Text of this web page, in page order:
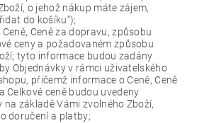
o jehož nákup máte zájem,
do košíku“);
Ceně za dopravu, způsobu
ceny a požadovaném způsobu
tyto informace budou zadány
Objednávky v rámci uživatelského
přičemž informace o Ceně, Ceně
Celkové ceně budou uvedeny
základě Vámi zvolného Zboží,
doručení a platby;